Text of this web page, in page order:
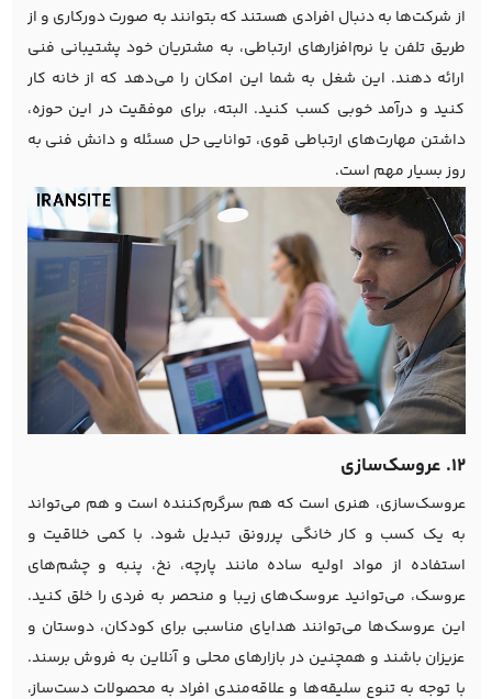
از شرکت‌ها به دنبال افرادی هستند که بتوانند به صورت دورکاری و از
طریق تلفن یا نرم‌افزارهای ارتباطی، به مشتریان خود پشتیبانی فنی
ارائه دهند. این شغل به شما این امکان را می‌دهد که از خانه کار
کنید و درآمد خوبی کسب کنید. البته، برای موفقیت در این حوزه،
داشتن مهارت‌های ارتباطی قوی، توانایی حل مسئله و دانش فنی به
روز بسیار مهم است.
12. عروسک‌سازی
عروسک‌سازی، هنری است که هم سرگرم‌کننده است و هم می‌تواند
به یک کسب و کار خانگی پررونق تبدیل شود. با کمی خلاقیت و
استفاده از مواد اولیه ساده مانند پارچه، نخ، پنبه و چشم‌های
عروسک، می‌توانید عروسک‌های زیبا و منحصر به فردی را خلق کنید.
این عروسک‌ها می‌توانند هدایای مناسبی برای کودکان، دوستان و
عزیزان باشند و همچنین در بازارهای محلی و آنلاین به فروش برسند.
با توجه به تنوع سلیقه‌ها و علاقه‌مندی افراد به محصولات دست‌ساز،